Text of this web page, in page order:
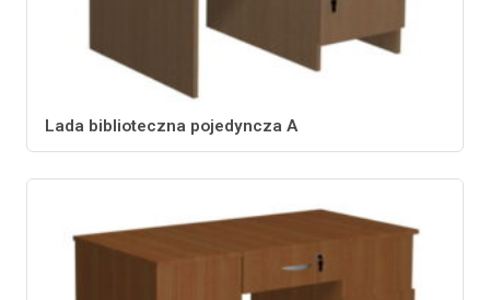
Lada biblioteczna pojedyncza A